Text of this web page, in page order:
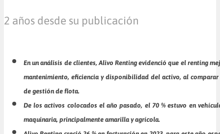
2 años desde su publicación
En un análisis de clientes, Alivo Renting evidenció que el renting
mantenimiento, eficiencia y disponibilidad del activo, al
de gestión de flota.
De los activos colocados el año pasado, el 70 % estuvo en
maquinaria, principalmente amarilla y agrícola.